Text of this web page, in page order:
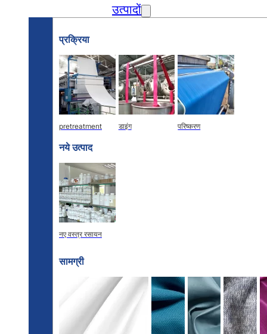
उत्पादों
प्रक्रिया
pretreatment डाइंग परिष्करण
नये उत्पाद
नए वस्त्र रसायन
सामग्री